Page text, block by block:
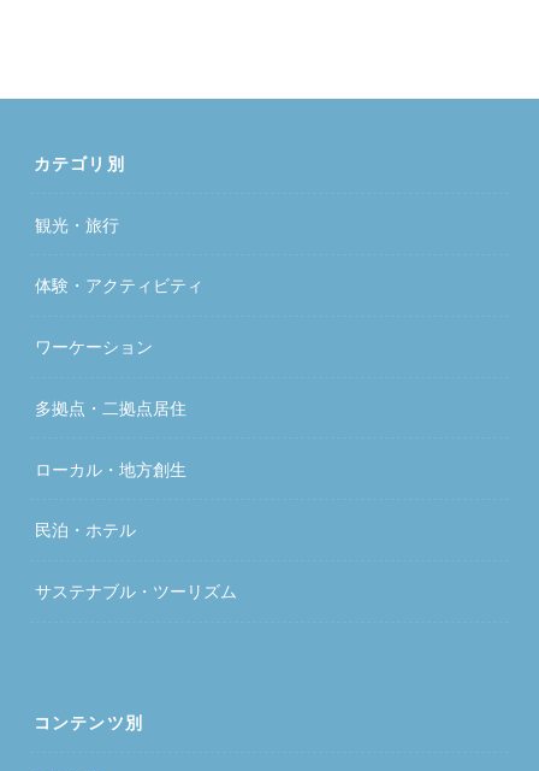
カテゴリ別
観光・旅行
体験・アクティビティ
ワーケーション
多拠点・二拠点居住
ローカル・地方創生
民泊・ホテル
サステナブル・ツーリズム
コンテンツ別